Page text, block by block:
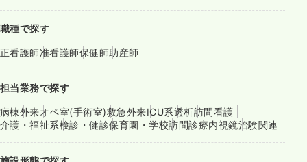
職種で探す
正看護師准看護師保健師助産師
担当業務で探す
病棟外来オペ室(手術室)救急外来ICU系透析訪問看護
介護・福祉系検診・健診保育園・学校訪問診療内視鏡治験関連